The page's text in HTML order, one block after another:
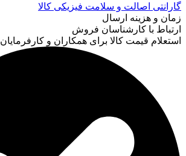
گارانتی اصالت و سلامت فیزیکی کالا
زمان و هزینه ارسال
ارتباط با کارشناسان فروش
استعلام قیمت کالا برای همکاران و کارفرمایان